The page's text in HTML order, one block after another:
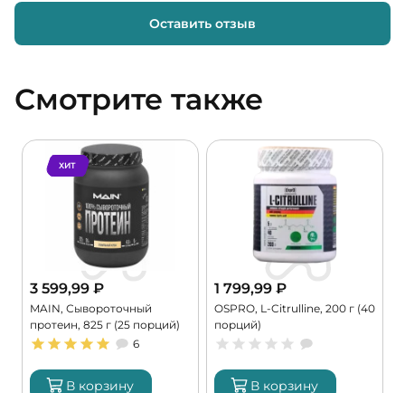
Оставить отзыв
Смотрите также
ХИТ
3 599,99 ₽
MAIN, Сывороточный
протеин, 825 г (25 порций)
6
В корзину
1 799,99 ₽
OSPRO, L-Citrulline, 200 г (40
порций)
В корзину